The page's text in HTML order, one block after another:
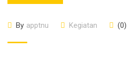
By apptnu Kegiatan (0)